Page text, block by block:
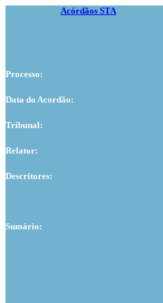
Acórdãos STA
Processo:
Data do Acordão:
Tribunal:
Relator:
Descritores:
Sumário: